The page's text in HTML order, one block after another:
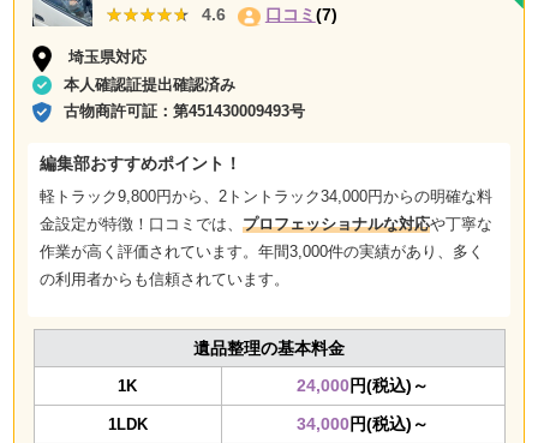
★★★★★
★★★★★ 4.6 口コミ(7)
埼玉県対応
本人確認証提出確認済み
古物商許可証：第451430009493号
編集部おすすめポイント！
軽トラック9,800円から、2トントラック34,000円からの明確な料
金設定が特徴！口コミでは、 プロフェッショナルな対応や丁寧な
作業が高く評価されています。年間3,000件の実績があり、多く
の利用者からも信頼されています。
遺品整理の基本料金
1K 24,000円(税込)～
1LDK 34,000円(税込)～